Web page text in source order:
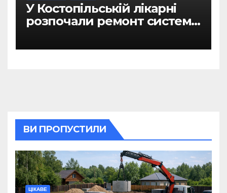
У Костопільській лікарні
розпочали ремонт системи
ВИ ПРОПУСТИЛИ
ЦІКАВЕ